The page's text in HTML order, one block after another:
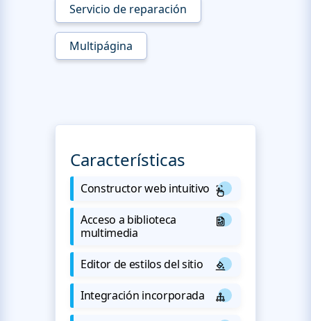
Servicio de reparación
Multipágina
Características
Constructor web intuitivo
Acceso a biblioteca
multimedia
Editor de estilos del sitio
Integración incorporada